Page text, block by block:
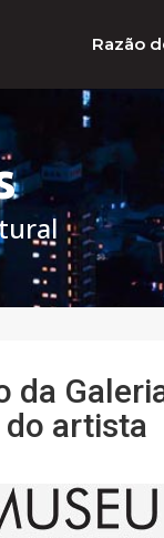
Razão
da
artista